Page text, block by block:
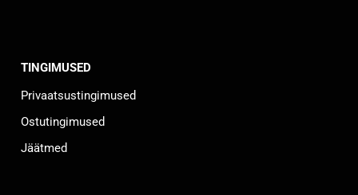
TINGIMUSED
Privaatsustingimused
Ostutingimused
Jäätmed